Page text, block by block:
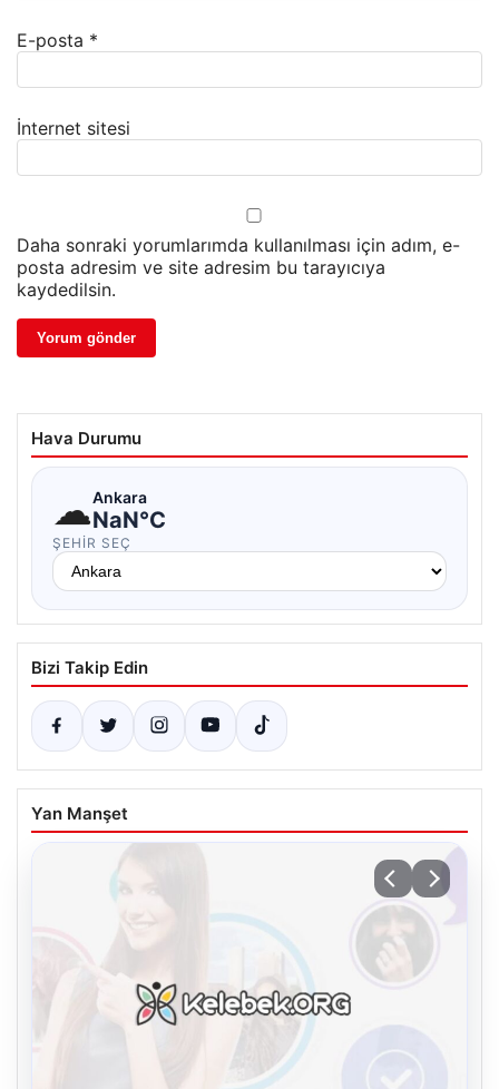
E-posta *
İnternet sitesi
Daha sonraki yorumlarımda kullanılması için adım, e-
posta adresim ve site adresim bu tarayıcıya
kaydedilsin.
Hava Durumu
☁Ankara
NaN°C
ŞEHIR SEÇ
Bizi Takip Edin
Yan Manşet